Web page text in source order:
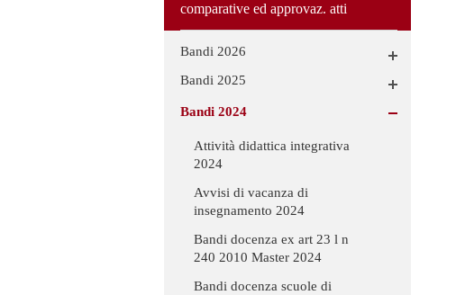
comparative ed approvaz. atti
Bandi 2026
Bandi 2025
Bandi 2024
Attività didattica integrativa
2024
Avvisi di vacanza di
insegnamento 2024
Bandi docenza ex art 23 l n
240 2010 Master 2024
Bandi docenza scuole di